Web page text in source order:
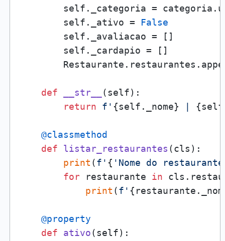
self._categoria =
        self._ativo =
False
        self._avaliacao = []
        self._cardapio = []
def __str__ (self):
return
f' {self._nome}
    @classmethod
def
listar_restaurantes (cls ):
print (f' { 'Nome do
for restaurante in
print (f'
    @property
def
ativo(self):